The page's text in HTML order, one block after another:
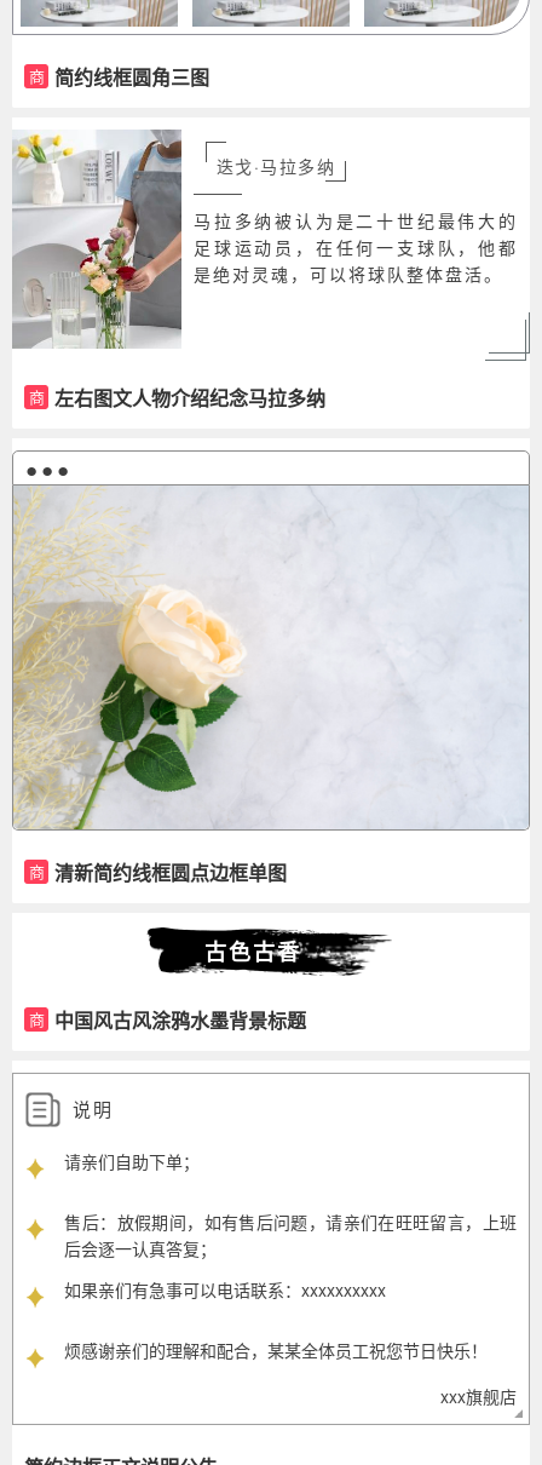
商 简约线框圆角三图
迭戈·马拉多纳
马拉多纳被认为是二十世纪最伟大的
足球运动员，在任何一支球队，他都
是绝对灵魂，可以将球队整体盘活。
商 左右图文人物介绍纪念马拉多纳
●●●
商 清新简约线框圆点边框单图
古色古香
商 中国风古风涂鸦水墨背景标题
说明
请亲们自助下单；
售后：放假期间，如有售后问题，请亲们在旺旺留言，上班
后会逐一认真答复；
如果亲们有急事可以电话联系：xxxxxxxxxx
烦感谢亲们的理解和配合，某某全体员工祝您节日快乐！
xxx旗舰店